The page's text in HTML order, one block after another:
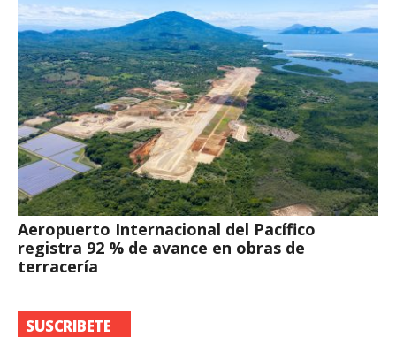
Aeropuerto Internacional del Pacífico
registra 92 % de avance en obras de
terracería
SUSCRIBETE